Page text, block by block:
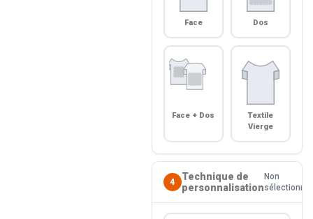
Face Dos
Face + Dos
Textile
Vierge
4
Technique de
personnalisation
Non
sélectionné